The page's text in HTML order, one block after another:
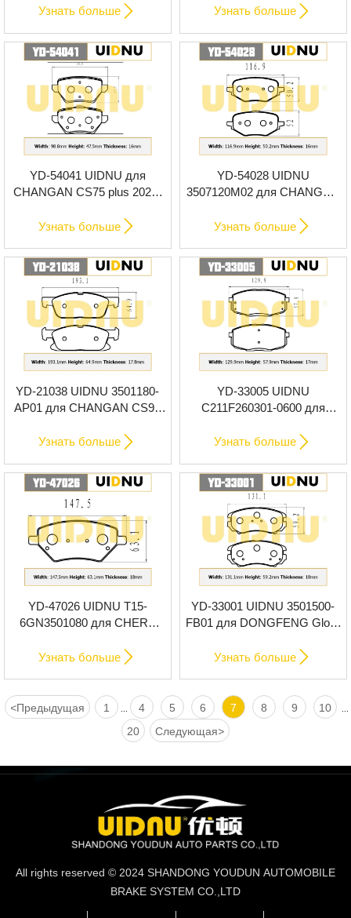
колодки
Узнать больше 
колодки
Узнать больше 
YD-54041 UIDNU для
CHANGAN CS75 plus 2023-
Узнать больше 
YD-54028 UIDNU
3507120M02 для CHANGAN
тормозные колодки
Узнать больше 
YD-21038 UIDNU 3501180-
AP01 для CHANGAN CS95
колодки
Узнать больше 
YD-33005 UIDNU
C211F260301-0600 для
передние тормозные
Узнать больше 
YD-47026 UIDNU T15-
6GN3501080 для CHERY
тормозные колодки
Узнать больше 
YD-33001 UIDNU 3501500-
FB01 для DONGFENG Glory
тормозные колодки
Узнать больше 
<Предыдущая 1 4 5 6 7 8 9 10
20 Следующая>
All rights reserved © 2024 SHANDONG YOUDUN AUTOMOBILE
BRAKE SYSTEM CO.,LTD